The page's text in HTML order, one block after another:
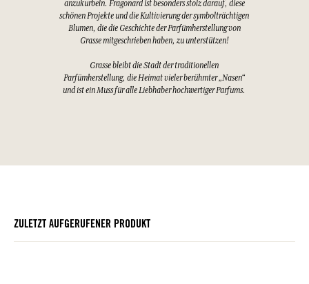
anzukurbeln. Fragonard ist besonders stolz darauf, diese
schönen Projekte und die Kultivierung der symbolträchtigen
Blumen, die die Geschichte der Parfümherstellung von
Grasse mitgeschrieben haben, zu unterstützen!
Grasse bleibt die Stadt der traditionellen
Parfümherstellung, die Heimat vieler berühmter „Nasen“
und ist ein Muss für alle Liebhaber hochwertiger Parfums.
ZULETZT AUFGERUFENER PRODUKT